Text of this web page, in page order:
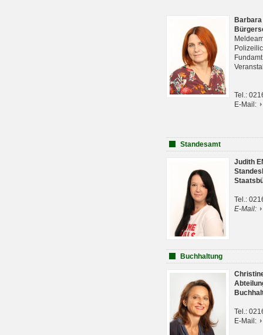
Tel.:
E-Mail:
Standesamt
Judith
Tel.:
E-Mail:
Buchhaltung
Tel.:
E-Mail: